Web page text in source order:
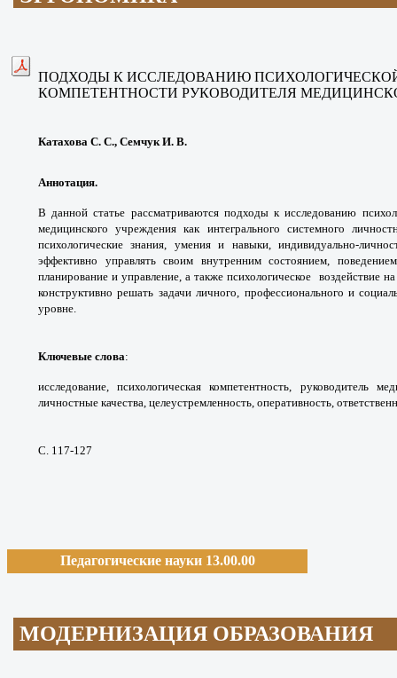
ПОДХОДЫ К ИССЛЕДОВАНИЮ
КОМПЕТЕНТНОСТИ РУКОВОДИТЕЛЯ
Катахова С. С., Семчук И. В.
Аннотация.
В данной статье рассматриваются подходы к исследованию
медицинскогоучреждения как интегрального системного
психологические знания, умения и навыки, индивидуально-
эффективно управлятьсвоим внутренним состоянием,
планированиеи управление, а также психологическое воздействие
конструктивно решать задачи личного, профессионального и
уровне.
Ключевые слова:
исследование, психологическаякомпетентность, руководитель
личностные качества, целеустремленность, оперативность,
С. 117-127
Педагогические науки 13.00.00
МОДЕРНИЗАЦИЯ ОБРАЗОВАНИЯ